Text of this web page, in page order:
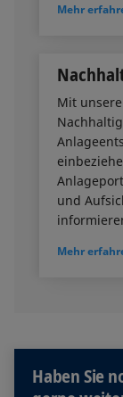
Mehr
Mit
und
Mehr
Haben Sie